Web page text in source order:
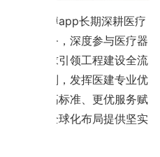
单位，立博app长期深耕医疗
业综合服务，深度参与医疗器
以合规要求引领工程建设全流
业发展准则，发挥医建专业优
行，以更高标准、更优服务赋
量发展与全球化布局提供坚实